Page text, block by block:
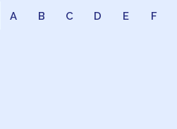
A B C D E F